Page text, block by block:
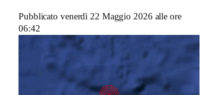
Pubblicato venerdì 22 Maggio 2026 alle ore
06:42